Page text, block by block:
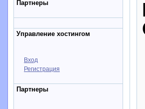
Партнеры
Управление хостингом
Вход
Регистрация
Партнеры